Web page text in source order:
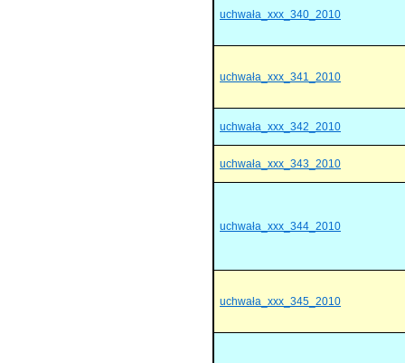
uchwała_xxx_340_2010
uchwała_xxx_341_2010
uchwała_xxx_342_2010
uchwała_xxx_343_2010
uchwała_xxx_344_2010
uchwała_xxx_345_2010